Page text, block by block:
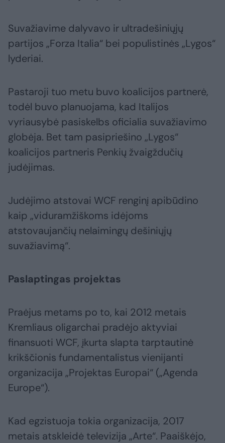
Suvažiavime dalyvavo ir ultradešiniųjų
partijos „Forza Italia“ bei populistinės „Lygos“
lyderiai.
Pastaroji tuo metu buvo koalicijos partnerė,
todėl buvo planuojama, kad Italijos
vyriausybė pasiskelbs oficialia suvažiavimo
globėja. Bet tam pasipriešino „Lygos“
koalicijos partneris Penkių žvaigždučių
judėjimas.
Judėjimo atstovai WCF renginį apibūdino
kaip „viduramžiškoms idėjoms
atstovaujančių nelaimingų dešiniųjų
suvažiavimą“.
Paslaptingas projektas
Praėjus metams po to, kai 2012 metais
Kremliaus oligarchai pradėjo aktyviai
finansuoti WCF, įkurta slapta tarptautinė
krikščionis fundamentalistus vienijanti
organizacija „Projektas Europai“ („Agenda
Europe“).
Kad egzistuoja tokia organizacija, 2017
metais atskleidė televizija „Arte“. Paaiškėjo,